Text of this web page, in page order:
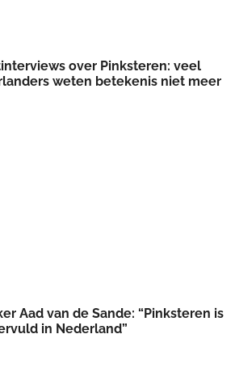
over Pinksteren: veel
weten betekenis niet meer
Aad van de Sande: “Pinksteren is
in Nederland”